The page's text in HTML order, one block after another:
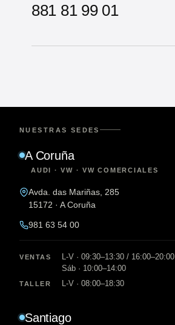
881 81 99 01
NUESTRAS SEDES
A Coruña
AUDI · VW · VW COMERCIALES
Avda. das Mariñas, 285
15172 · A Coruña
981 63 54 00
VENTAS
L-V · 09:30–13:30 / 16:00–20:00
Sáb · 10:00–14:00
TALLER L-V · 08:00–18:30
Santiago